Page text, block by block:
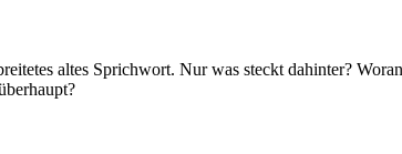
altes Sprichwort. Nur was steckt dahinter?